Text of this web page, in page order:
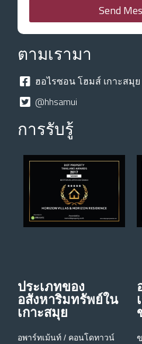
Send
ตามเรามา
ฮอไรซอน โฮมส์ เกาะสมุย
@hhsamui
การรับรู้
ประเภทของ
อสังหาริมทรัพย์ใน
เกาะสมุย
อพาร์ทเม้นท์ / คอนโดทาวน์